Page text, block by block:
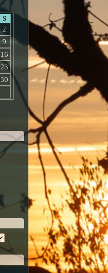
S
2
9
16
23
30